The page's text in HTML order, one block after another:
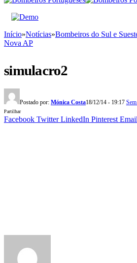
Início»Notícias»Bombeiros do Sul e
Nova AP
simulacro2
Postado por: Mónica Costa18/12/14 - 19:17
Partilhar
Facebook Twitter LinkedIn Pinterest Email